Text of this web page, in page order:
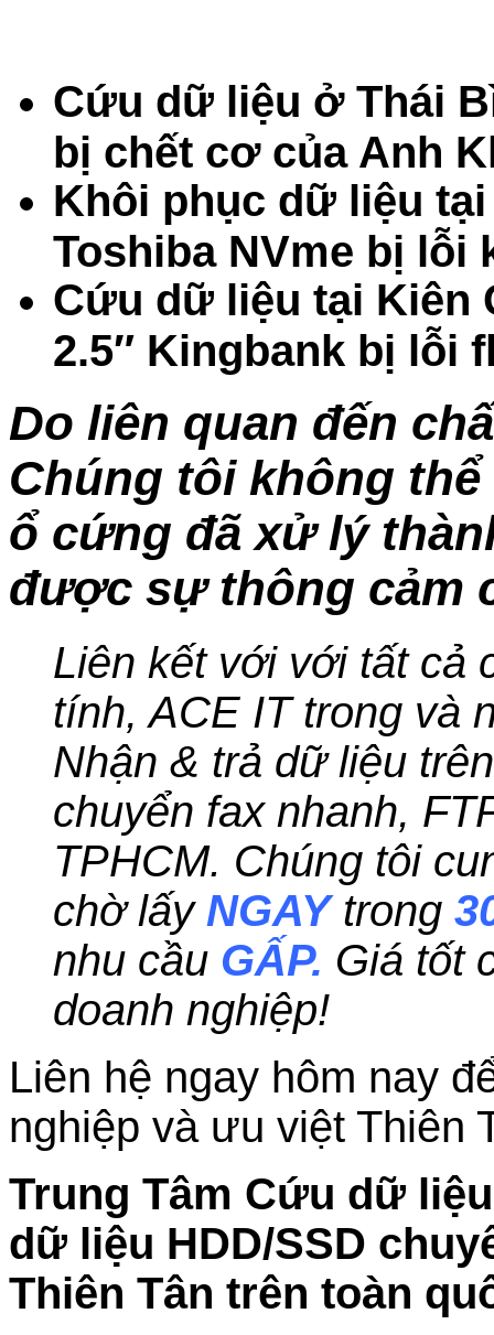
Cứu dữ liệu ở Thái
bị chết cơ của Anh
Khôi phục dữ liệu
Toshiba NVme bị lỗi
Cứu dữ liệu tại Kiên
2.5″ Kingbank bị lỗi
Do liên quan đến
Chúng tôi không
ổ cứng đã xử lý
được sự thông cảm
Liên kết với với tất cả
tính, ACE IT trong và
Nhận & trả dữ liệu
chuyển fax nhanh,
TPHCM. Chúng tôi
chờ lấy NGAYtrong
nhu cầu GẤP. Giá tốt
doanh nghiệp!
Liên hệ ngay hôm nay
nghiệp và ưu việt Thiên
Trung Tâm Cứu dữ
dữ liệu HDD/SSD
Thiên Tân trên toàn